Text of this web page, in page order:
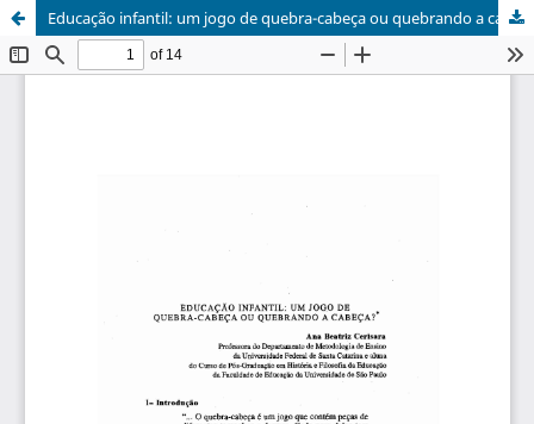
Educação infantil: um jogo de quebra-cabeça ou quebrando a cabeça?